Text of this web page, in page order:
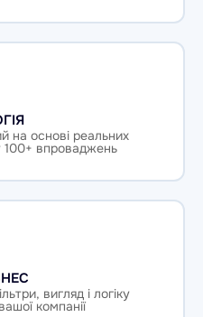
на основі реальних
100+ впроваджень
вигляд і логіку
компанії